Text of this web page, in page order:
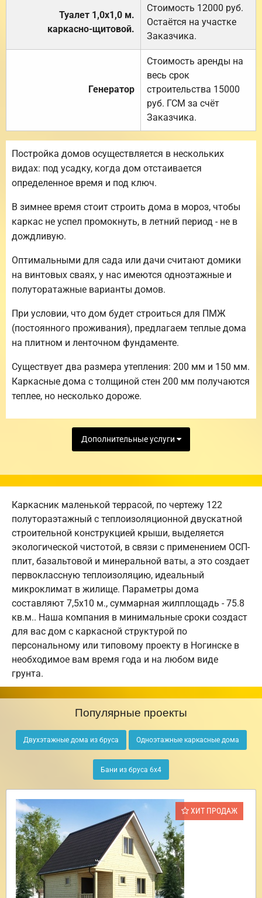
Туалет 1,0х1,0 м.
каркасно-щитовой.
Стоимость 12000 руб.
Остаётся на участке
Заказчика.
Генератор
Стоимость аренды на
весь срок
строительства 15000
руб. ГСМ за счёт
Заказчика.
Постройка домов осуществляется в нескольких
видах: под усадку, когда дом отстаивается
определенное время и под ключ.
В зимнее время стоит строить дома в мороз, чтобы
каркас не успел промокнуть, в летний период - не в
дождливую.
Оптимальными для сада или дачи считают домики
на винтовых сваях, у нас имеются одноэтажные и
полуторатажные варианты домов.
При условии, что дом будет строиться для ПМЖ
(постоянного проживания), предлагаем теплые дома
на плитном и ленточном фундаменте.
Существует два размера утепления: 200 мм и 150 мм.
Каркасные дома с толщиной стен 200 мм получаются
теплее, но несколько дороже.
Дополнительные услуги
Каркасник маленькой террасой, по чертежу 122
полутораэтажный с теплоизоляционной двускатной
строительной конструкцией крыши, выделяется
экологической чистотой, в связи с применением ОСП-
плит, базальтовой и минеральной ваты, а это создает
первоклассную теплоизоляцию, идеальный
микроклимат в жилище. Параметры дома
составляют 7,5х10 м., суммарная жилплощадь - 75.8
кв.м.. Наша компания в минимальные сроки создаст
для вас дом с каркасной структурой по
персональному или типовому проекту в Ногинске в
необходимое вам время года и на любом виде
грунта.
Популярные проекты
Двухэтажные дома из бруса Одноэтажные каркасные дома
Бани из бруса 6х4
ХИТ ПРОДАЖ